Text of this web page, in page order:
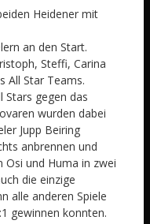
Heidener mit
an den Start.
Steffi, Carina
All Star Teams.
Stars gegen das
wurden dabei
Jupp Beiring
anbrennen und
Osi und Huma in zwei
die einzige
alle anderen Spiele
gewinnen konnten.